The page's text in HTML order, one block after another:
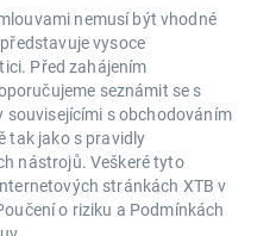
nemusí být vhodné
vysoce
Před zahájením
seznámit se s
s obchodováním
tak jako s pravidly
nástrojů. Veškeré tyto
stránkách XTB v
o riziku a Podmínkách